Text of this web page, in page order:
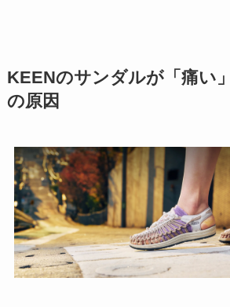
KEENのサンダルが「痛い
の原因